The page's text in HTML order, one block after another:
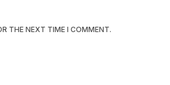
THE NEXT TIME I COMMENT.